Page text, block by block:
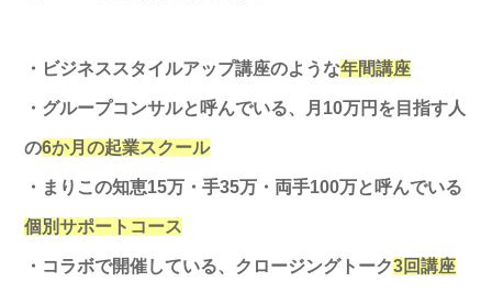
・ビジネススタイルアップ講座のような年間講座
・グループコンサルと呼んでいる、月10万円を目指す人
の6か月の起業スクール
・まりこの知恵15万・手35万・両手100万と呼んでいる
個別サポートコース
・コラボで開催している、クロージングトーク3回講座